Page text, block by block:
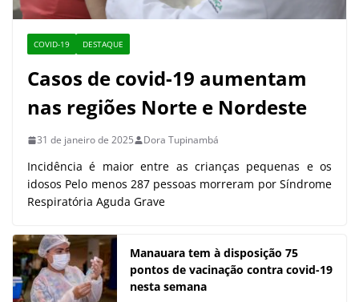
COVID-19 DESTAQUE
Casos de covid-19 aumentam
nas regiões Norte e Nordeste
31 de janeiro de 2025 Dora Tupinambá
Incidência é maior entre as crianças pequenas e os
idosos Pelo menos 287 pessoas morreram por Síndrome
Respiratória Aguda Grave
Manauara tem à disposição 75
pontos de vacinação contra covid-19
nesta semana